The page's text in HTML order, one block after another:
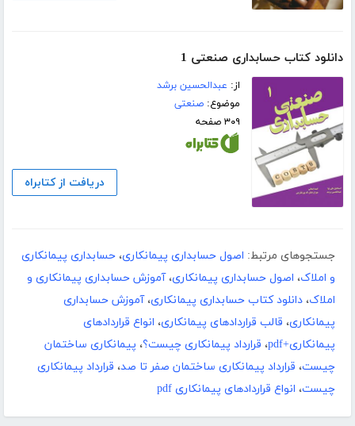
دانلود کتاب حسابداری صنعتی 1
از: عبدالحسین برشد
موضوع:صنعتی
۳۰۹ صفحه
دریافت از کتابراه
جستجوهای مرتبط: اصول حسابداری پیمانکاری، حسابداری پیمانکاری
و املاک، اصول حسابداری پیمانکاری،آموزش حسابداری پیمانکاری و
املاک، دانلود کتاب حسابداری پیمانکاری،آموزش حسابداری
پیمانکاری، قالب قراردادهای پیمانکاری، انواع قراردادهای
پیمانکاری+pdf
، قرارداد پیمانکاری چیست؟، پیمانکاری ساختمان
چیست، قرارداد پیمانکاری ساختمان صفر تا صد، قرارداد پیمانکاری
چیست، انواع قراردادهای پیمانکاری pdf